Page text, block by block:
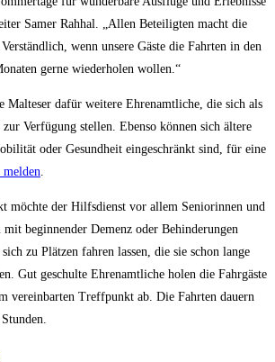
Samer Rahhal. „Allen Betei­lig­ten macht die
wenn unse­re Gäs­te die Fahr­ten in den
ger­ne wie­der­ho­len wollen.“
Mal­te­ser dafür wei­te­re Ehren­amt­li­che, die sich als
Ver­fü­gung stel­len. Eben­so kön­nen sich älte­re
oder Gesund­heit ein­ge­schränkt sind, für eine
mel­den.
möch­te der Hilfs­dienst vor allem Senio­rin­nen und
mit begin­nen­der Demenz oder Behin­de­run­gen
zu Plät­zen fah­ren las­sen, die sie schon lan­ge
Gut geschul­te Ehren­amt­li­che holen die Fahr­gäs­te
ver­ein­bar­ten Treff­punkt ab. Die Fahr­ten dau­ern